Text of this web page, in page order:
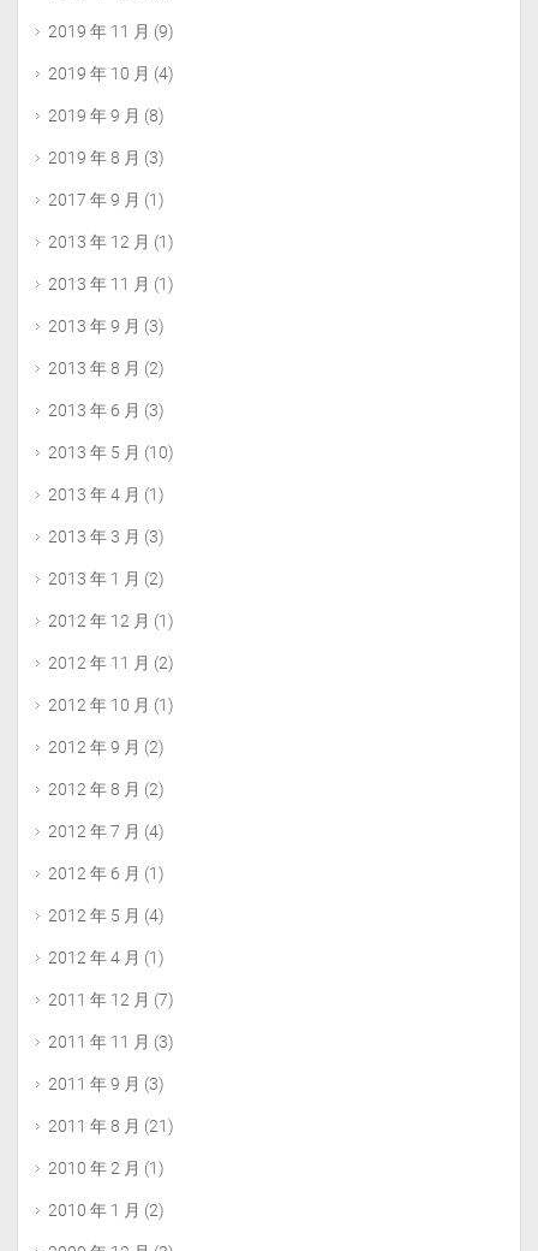
2019 年 11 月 (9)
2019 年 10 月 (4)
2019 年 9 月 (8)
2019 年 8 月 (3)
2017 年 9 月 (1)
2013 年 12 月 (1)
2013 年 11 月 (1)
2013 年 9 月 (3)
2013 年 8 月 (2)
2013 年 6 月 (3)
2013 年 5 月 (10)
2013 年 4 月 (1)
2013 年 3 月 (3)
2013 年 1 月 (2)
2012 年 12 月 (1)
2012 年 11 月 (2)
2012 年 10 月 (1)
2012 年 9 月 (2)
2012 年 8 月 (2)
2012 年 7 月 (4)
2012 年 6 月 (1)
2012 年 5 月 (4)
2012 年 4 月 (1)
2011 年 12 月 (7)
2011 年 11 月 (3)
2011 年 9 月 (3)
2011 年 8 月 (21)
2010 年 2 月 (1)
2010 年 1 月 (2)